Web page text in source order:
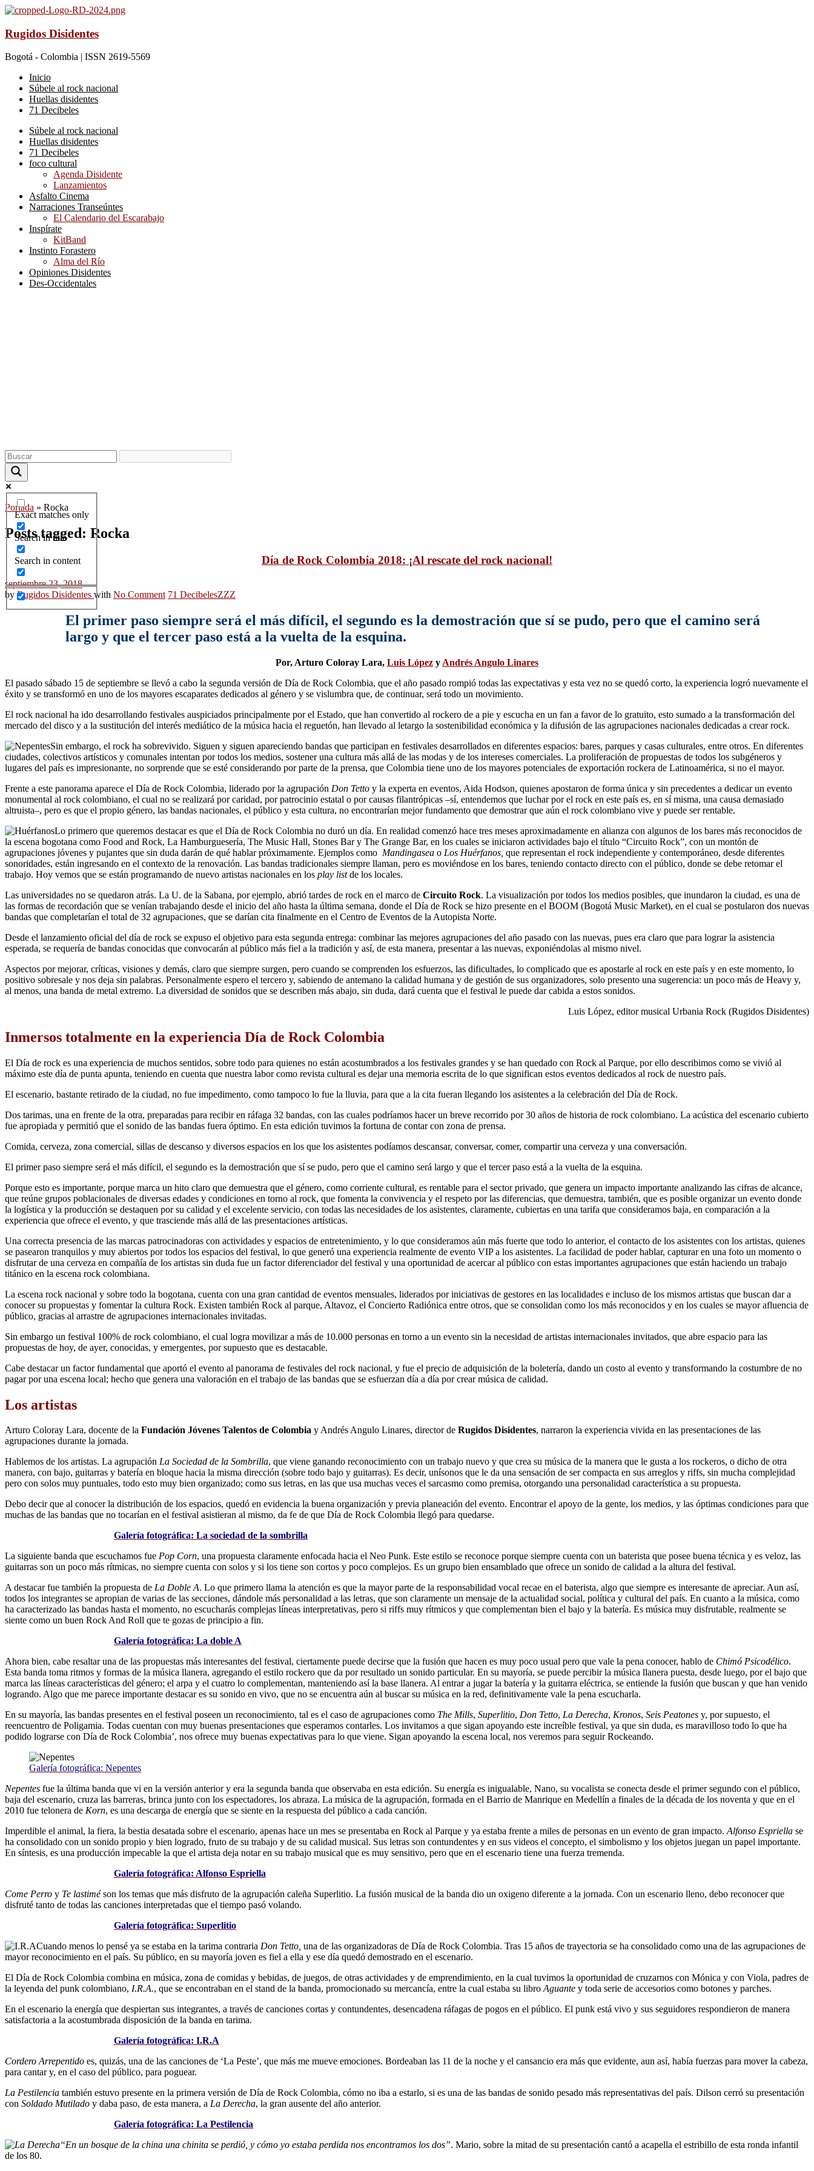
Rugidos Disidentes
Bogotá - Colombia | ISSN 2619-5569
Inicio
Súbele al rock nacional
Huellas disidentes
71 Decibeles
Súbele al rock nacional
Huellas disidentes
71 Decibeles
foco cultural
Agenda Disidente
Lanzamientos
Asfalto Cinema
Narraciones Transeúntes
El Calendario del Escarabajo
Inspírate
KitBand
Instinto Forastero
Alma del Río
Opiniones Disidentes
Des-Occidentales
Exact matches only
Search in title
Search in content
Portada » Rocka
Posts tagged: Rocka
Día de Rock Colombia 2018: ¡Al rescate del rock nacional!
septiembre 23, 2018
by Rugidos Disidentes with No Comment 71 DecibelesZZZ
El primer paso siempre será el más difícil, el segundo es la demostración que sí se pudo, pero que el camino será
largo y que el tercer paso está a la vuelta de la esquina.
Por, Arturo Coloray Lara, Luis López y Andrés Angulo Linares
El pasado sábado 15 de septiembre se llevó a cabo la segunda versión de Día de Rock Colombia, que el año pasado rompió todas las expectativas y esta vez no se quedó corto, la experiencia logró nuevamente el
éxito y se transformó en uno de los mayores escaparates dedicados al género y se vislumbra que, de continuar, será todo un movimiento.
El rock nacional ha ido desarrollando festivales auspiciados principalmente por el Estado, que han convertido al rockero de a pie y escucha en un fan a favor de lo gratuito, esto sumado a la transformación del
mercado del disco y a la sustitución del interés mediático de la música hacia el reguetón, han llevado al letargo la sostenibilidad económica y la difusión de las agrupaciones nacionales dedicadas a crear rock.
Sin embargo, el rock ha sobrevivido. Siguen y siguen apareciendo bandas que participan en festivales desarrollados en diferentes espacios: bares, parques y casas culturales, entre otros. En diferentes
ciudades, colectivos artísticos y comunales intentan por todos los medios, sostener una cultura más allá de las modas y de los intereses comerciales. La proliferación de propuestas de todos los subgéneros y
lugares del país es impresionante, no sorprende que se esté considerando por parte de la prensa, que Colombia tiene uno de los mayores potenciales de exportación rockera de Latinoamérica, si no el mayor.
Frente a este panorama aparece el Día de Rock Colombia, liderado por la agrupación Don Tetto y la experta en eventos, Aida Hodson, quienes apostaron de forma única y sin precedentes a dedicar un evento
monumental al rock colombiano, el cual no se realizará por caridad, por patrocinio estatal o por causas filantrópicas –sí, entendemos que luchar por el rock en este país es, en sí misma, una causa demasiado
altruista–, pero es que el propio género, las bandas nacionales, el público y esta cultura, no encontrarían mejor fundamento que demostrar que aún el rock colombiano vive y puede ser rentable.
Lo primero que queremos destacar es que el Día de Rock Colombia no duró un día. En realidad comenzó hace tres meses aproximadamente en alianza con algunos de los bares más reconocidos de
la escena bogotana como Food and Rock, La Hamburguesería, The Music Hall, Stones Bar y The Grange Bar, en los cuales se iniciaron actividades bajo el título “Circuito Rock”, con un montón de
agrupaciones jóvenes y pujantes que sin duda darán de qué hablar próximamente. Ejemplos como Mandingasea o Los Huérfanos, que representan el rock independiente y contemporáneo, desde diferentes
sonoridades, están ingresando en el contexto de la renovación. Las bandas tradicionales siempre llaman, pero es moviéndose en los bares, teniendo contacto directo con el público, donde se debe retomar el
trabajo. Hoy vemos que se están programando de nuevo artistas nacionales en los play listde los locales.
Las universidades no se quedaron atrás. La U. de la Sabana, por ejemplo, abrió tardes de rock en el marco de Circuito Rock. La visualización por todos los medios posibles, que inundaron la ciudad, es una de
las formas de recordación que se venían trabajando desde el inicio del año hasta la última semana, donde el Día de Rock se hizo presente en el BOOM (Bogotá Music Market), en el cual se postularon dos nuevas
bandas que completarían el total de 32 agrupaciones, que se darían cita finalmente en el Centro de Eventos de la Autopista Norte.
Desde el lanzamiento oficial del día de rock se expuso el objetivo para esta segunda entrega: combinar las mejores agrupaciones del año pasado con las nuevas, pues era claro que para lograr la asistencia
esperada, se requería de bandas conocidas que convocarán al público más fiel a la tradición y así, de esta manera, presentar a las nuevas, exponiéndolas al mismo nivel.
Aspectos por mejorar, críticas, visiones y demás, claro que siempre surgen, pero cuando se comprenden los esfuerzos, las dificultades, lo complicado que es apostarle al rock en este país y en este momento, lo
positivo sobresale y nos deja sin palabras. Personalmente espero el tercero y, sabiendo de antemano la calidad humana y de gestión de sus organizadores, solo presento una sugerencia: un poco más de Heavy y,
al menos, una banda de metal extremo. La diversidad de sonidos que se describen más abajo, sin duda, dará cuenta que el festival le puede dar cabida a estos sonidos.
Luis López, editor musical Urbania Rock (Rugidos Disidentes)
Inmersos totalmente en la experiencia Día de Rock Colombia
El Día de rock es una experiencia de muchos sentidos, sobre todo para quienes no están acostumbrados a los festivales grandes y se han quedado con Rock al Parque, por ello describimos como se vivió al
máximo este día de punta apunta, teniendo en cuenta que nuestra labor como revista cultural es dejar una memoria escrita de lo que significan estos eventos dedicados al rock de nuestro país.
El escenario, bastante retirado de la ciudad, no fue impedimento, como tampoco lo fue la lluvia, para que a la cita fueran llegando los asistentes a la celebración del Día de Rock.
Dos tarimas, una en frente de la otra, preparadas para recibir en ráfaga 32 bandas, con las cuales podríamos hacer un breve recorrido por 30 años de historia de rock colombiano. La acústica del escenario cubierto
fue apropiada y permitió que el sonido de las bandas fuera óptimo. En esta edición tuvimos la fortuna de contar con zona de prensa.
Comida, cerveza, zona comercial, sillas de descanso y diversos espacios en los que los asistentes podíamos descansar, conversar, comer, compartir una cerveza y una conversación.
El primer paso siempre será el más difícil, el segundo es la demostración que sí se pudo, pero que el camino será largo y que el tercer paso está a la vuelta de la esquina.
Porque esto es importante, porque marca un hito claro que demuestra que el género, como corriente cultural, es rentable para el sector privado, que genera un impacto importante analizando las cifras de alcance,
que reúne grupos poblacionales de diversas edades y condiciones en torno al rock, que fomenta la convivencia y el respeto por las diferencias, que demuestra, también, que es posible organizar un evento donde
la logística y la producción se destaquen por su calidad y el excelente servicio, con todas las necesidades de los asistentes, claramente, cubiertas en una tarifa que consideramos baja, en comparación a la
experiencia que ofrece el evento, y que trasciende más allá de las presentaciones artísticas.
Una correcta presencia de las marcas patrocinadoras con actividades y espacios de entretenimiento, y lo que consideramos aún más fuerte que todo lo anterior, el contacto de los asistentes con los artistas, quienes
se pasearon tranquilos y muy abiertos por todos los espacios del festival, lo que generó una experiencia realmente de evento VIP a los asistentes. La facilidad de poder hablar, capturar en una foto un momento o
disfrutar de una cerveza en compañía de los artistas sin duda fue un factor diferenciador del festival y una oportunidad de acercar al público con estas importantes agrupaciones que están haciendo un trabajo
titánico en la escena rock colombiana.
La escena rock nacional y sobre todo la bogotana, cuenta con una gran cantidad de eventos mensuales, liderados por iniciativas de gestores en las localidades e incluso de los mismos artistas que buscan dar a
conocer su propuestas y fomentar la cultura Rock. Existen también Rock al parque, Altavoz, el Concierto Radiónica entre otros, que se consolidan como los más reconocidos y en los cuales se mayor afluencia de
público, gracias al arrastre de agrupaciones internacionales invitadas.
Sin embargo un festival 100% de rock colombiano, el cual logra movilizar a más de 10.000 personas en torno a un evento sin la necesidad de artistas internacionales invitados, que abre espacio para las
propuestas de hoy, de ayer, conocidas, y emergentes, por supuesto que es destacable.
Cabe destacar un factor fundamental que aportó el evento al panorama de festivales del rock nacional, y fue el precio de adquisición de la boletería, dando un costo al evento y transformando la costumbre de no
pagar por una escena local; hecho que genera una valoración en el trabajo de las bandas que se esfuerzan día a día por crear música de calidad.
Los artistas
Arturo Coloray Lara, docente de la Fundación Jóvenes Talentos de Colombia y Andrés Angulo Linares, director de Rugidos Disidentes, narraron la experiencia vivida en las presentaciones de las
agrupaciones durante la jornada.
Hablemos de los artistas. La agrupación La Sociedad de la Sombrilla, que viene ganando reconocimiento con un trabajo nuevo y que crea su música de la manera que le gusta a los rockeros, o dicho de otra
manera, con bajo, guitarras y batería en bloque hacia la misma dirección (sobre todo bajo y guitarras). Es decir, unísonos que le da una sensación de ser compacta en sus arreglos y riffs, sin mucha complejidad
pero con solos muy puntuales, todo esto muy bien organizado; como sus letras, en las que usa muchas veces el sarcasmo como premisa, otorgando una personalidad característica a su propuesta.
Debo decir que al conocer la distribución de los espacios, quedó en evidencia la buena organización y previa planeación del evento. Encontrar el apoyo de la gente, los medios, y las óptimas condiciones para que
muchas de las bandas que no tocarían en el festival asistieran al mismo, da fe de que Día de Rock Colombia llegó para quedarse.
Galería fotográfica: La sociedad de la sombrilla
La siguiente banda que escuchamos fue Pop Corn, una propuesta claramente enfocada hacia el Neo Punk. Este estilo se reconoce porque siempre cuenta con un baterista que posee buena técnica y es veloz, las
guitarras son un poco más rítmicas, no siempre cuenta con solos y si los tiene son cortos y poco complejos. Es un grupo bien ensamblado que ofrece un sonido de calidad a la altura del festival.
A destacar fue también la propuesta de La Doble A. Lo que primero llama la atención es que la mayor parte de la responsabilidad vocal recae en el baterista, algo que siempre es interesante de apreciar. Aun así,
todos los integrantes se apropian de varias de las secciones, dándole más personalidad a las letras, que son claramente un mensaje de la actualidad social, política y cultural del país. En cuanto a la música, como
ha caracterizado las bandas hasta el momento, no escucharás complejas líneas interpretativas, pero si riffs muy rítmicos y que complementan bien el bajo y la batería. Es música muy disfrutable, realmente se
siente como un buen Rock And Roll que te gozas de principio a fin.
Galería fotográfica: La doble A
Ahora bien, cabe resaltar una de las propuestas más interesantes del festival, ciertamente puede decirse que la fusión que hacen es muy poco usual pero que vale la pena conocer, hablo de Chimó Psicodélico.
Esta banda toma ritmos y formas de la música llanera, agregando el estilo rockero que da por resultado un sonido particular. En su mayoría, se puede percibir la música llanera puesta, desde luego, por el bajo que
marca las líneas características del género; el arpa y el cuatro lo complementan, manteniendo así la base llanera. Al entrar a jugar la batería y la guitarra eléctrica, se entiende la fusión que buscan y que han venido
logrando. Algo que me parece importante destacar es su sonido en vivo, que no se encuentra aún al buscar su música en la red, definitivamente vale la pena escucharla.
En su mayoría, las bandas presentes en el festival poseen un reconocimiento, tal es el caso de agrupaciones como The Mills, Superlitio, Don Tetto, La Derecha, Kronos, Seis Peatones y, por supuesto, el
reencuentro de Poligamia. Todas cuentan con muy buenas presentaciones que esperamos contarles. Los invitamos a que sigan apoyando este increíble festival, ya que sin duda, es maravilloso todo lo que ha
podido lograrse con Día de Rock Colombia’, nos ofrece muy buenas expectativas para lo que viene. Sigan apoyando la escena local, nos veremos para seguir Rockeando.
Galería fotográfica: Nepentes
Nepentes fue la última banda que vi en la versión anterior y era la segunda banda que observaba en esta edición. Su energía es inigualable, Nano, su vocalista se conecta desde el primer segundo con el público,
baja del escenario, cruza las barreras, brinca junto con los espectadores, los abraza. La música de la agrupación, formada en el Barrio de Manrique en Medellín a finales de la década de los noventa y que en el
2010 fue telonera de Korn, es una descarga de energía que se siente en la respuesta del público a cada canción.
Imperdible el animal, la fiera, la bestia desatada sobre el escenario, apenas hace un mes se presentaba en Rock al Parque y ya estaba frente a miles de personas en un evento de gran impacto.Alfonso Espriella se
ha consolidado con un sonido propio y bien logrado, fruto de su trabajo y de su calidad musical. Sus letras son contundentes y en sus videos el concepto, el simbolismo y los objetos juegan un papel importante.
En síntesis, es una producción impecable la que el artista deja notar en su trabajo musical que es muy sensitivo, pero que en el escenario tiene una fuerza tremenda.
Galería fotográfica: Alfonso Espriella
Come Perro y Te lastiméson los temas que más disfruto de la agrupación caleña Superlitio. La fusión musical de la banda dio un oxigeno diferente a la jornada. Con un escenario lleno, debo reconocer que
disfruté tanto de todas las canciones interpretadas que el tiempo pasó volando.
Galería fotográfica: Superlitio
Cuando menos lo pensé ya se estaba en la tarima contraria Don Tetto, una de las organizadoras de Día de Rock Colombia. Tras 15 años de trayectoria se ha consolidado como una de las agrupaciones de
mayor reconocimiento en el país. Su público, en su mayoría joven es fiel a ella y ese día quedó demostrado en el escenario.
El Día de Rock Colombia combina en música, zona de comidas y bebidas, de juegos, de otras actividades y de emprendimiento, en la cual tuvimos la oportunidad de cruzarnos con Mónica y con Viola, padres de
la leyenda del punk colombiano, I.R.A., que se encontraban en el stand de la banda, promocionado su mercancía, entre la cual estaba su libroAguante y toda serie de accesorios como botones y parches.
En el escenario la energía que despiertan sus integrantes, a través de canciones cortas y contundentes, desencadena ráfagas de pogos en el público. El punk está vivo y sus seguidores respondieron de manera
satisfactoria a la acostumbrada disposición de la banda en tarima.
Galería fotográfica: I.R.A
Cordero Arrepentido es, quizás, una de las canciones de ‘La Peste’, que más me mueve emociones. Bordeaban las 11 de la noche y el cansancio era más que evidente, aun así, había fuerzas para mover la cabeza,
para cantar y, en el caso del público, para poguear.
La Pestilencia también estuvo presente en la primera versión de Día de Rock Colombia, cómo no iba a estarlo, si es una de las bandas de sonido pesado más representativas del país. Dilson cerró su presentación
con Soldado Mutilado y daba paso, de esta manera, a La Derecha, la gran ausente del año anterior.
Galería fotográfica: La Pestilencia
“En un bosque de la china una chinita se perdió, y cómo yo estaba perdida nos encontramos los dos”. Mario, sobre la mitad de su presentación cantó a acapella el estribillo de esta ronda infantil
de los 80.